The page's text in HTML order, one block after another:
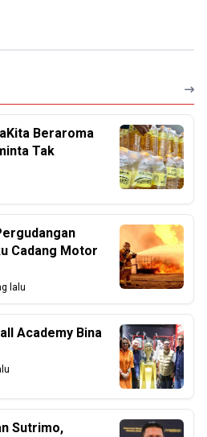
Beraroma
Tak
Cadang Motor
lalu
Academy Bina
Sutrimo,